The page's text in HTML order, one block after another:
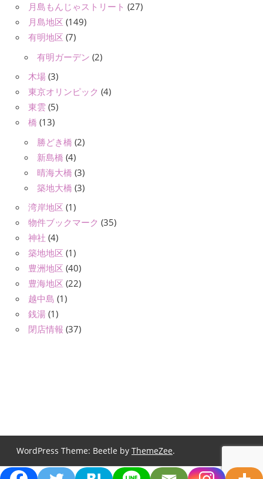
月島もんじゃストリート (27)
月島地区 (149)
有明地区 (7)
有明ガーデン (2)
木場 (3)
東京オリンピック (4)
東雲 (5)
橋 (13)
勝どき橋 (2)
新島橋 (4)
晴海大橋 (3)
築地大橋 (3)
湾岸地区 (1)
物件ブックマーク (35)
神社 (4)
築地地区 (1)
豊洲地区 (40)
豊海地区 (22)
越中島 (1)
銭湯 (1)
閉店情報 (37)
WordPress Theme: Beetle by ThemeZee.